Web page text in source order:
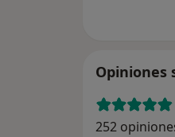
Opiniones
252